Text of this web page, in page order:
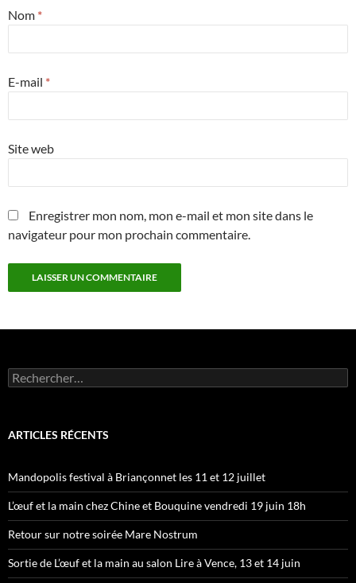
Nom *
E-mail *
Site web
Enregistrer mon nom, mon e-mail et mon site dans le
navigateur pour mon prochain commentaire.
Rechercher :
ARTICLES RÉCENTS
Mandopolis festival à Briançonnet les 11 et 12 juillet
L’œuf et la main chez Chine et Bouquine vendredi 19 juin 18h
Retour sur notre soirée Mare Nostrum
Sortie de L’œuf et la main au salon Lire à Vence, 13 et 14 juin